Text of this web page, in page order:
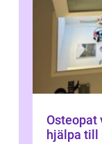
Osteopat värnamo
hjälpa till